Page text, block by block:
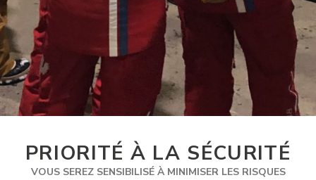
PRIORITÉ À LA SÉCURITÉ
VOUS SEREZ SENSIBILISÉ À MINIMISER LES RISQUES